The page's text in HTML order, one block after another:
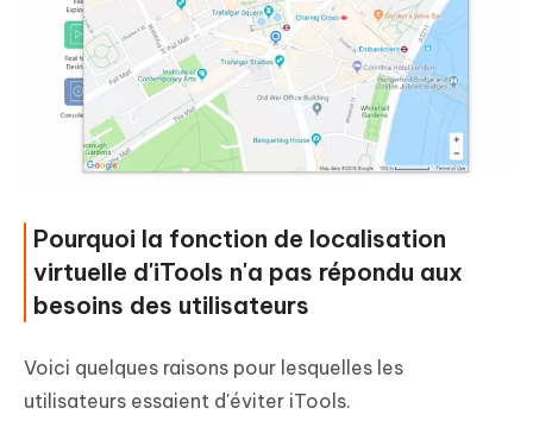
Pourquoi la fonction de localisation
virtuelle d'iTools n'a pas répondu aux
besoins des utilisateurs
Voici quelques raisons pour lesquelles les
utilisateurs essaient d'éviter iTools.